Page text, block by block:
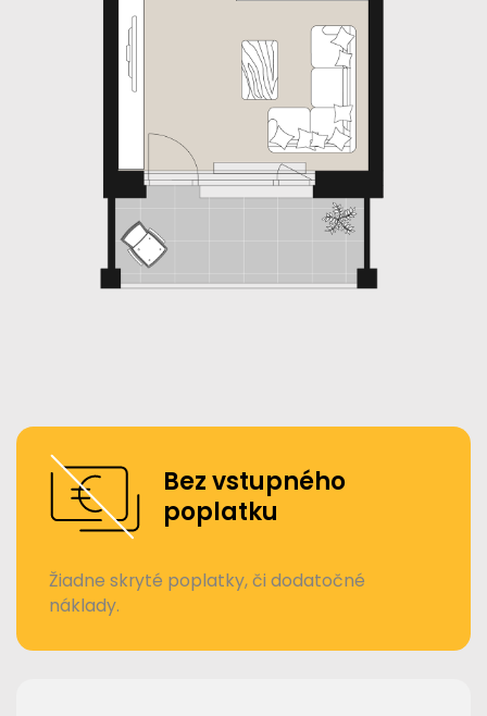
Bez vstupného
poplatku
Žiadne skryté poplatky, či dodatočné
náklady.